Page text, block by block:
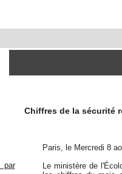
Chiffres de la sécurité
Paris, le Mercredi 8
Le ministère de